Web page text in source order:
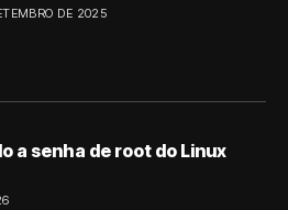
DE 2025
a senha de root do Linux